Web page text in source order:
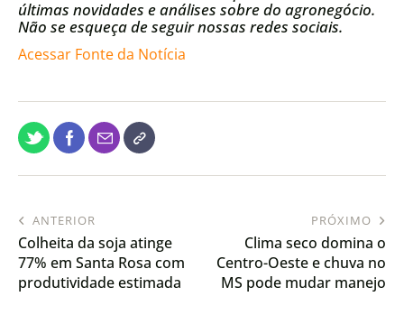
últimas novidades e análises sobre do agronegócio.
Não se esqueça de seguir nossas redes sociais.
Acessar Fonte da Notícia
ANTERIOR
Colheita da soja atinge
77% em Santa Rosa com
produtividade estimada
PRÓXIMO
Clima seco domina o
Centro-Oeste e chuva no
MS pode mudar manejo